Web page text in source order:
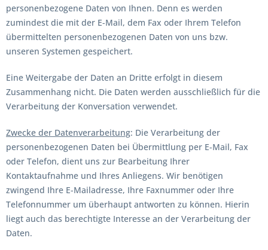
personenbezogene Daten von Ihnen. Denn es werden
zumindest die mit der E-Mail, dem Fax oder Ihrem Telefon
übermittelten personenbezogenen Daten von uns bzw.
unseren Systemen gespeichert.
Eine Weitergabe der Daten an Dritte erfolgt in diesem
Zusammenhang nicht. Die Daten werden ausschließlich für die
Verarbeitung der Konversation verwendet.
Zwecke der Datenverarbeitung: Die Verarbeitung der
personenbezogenen Daten bei Übermittlung per E-Mail, Fax
oder Telefon, dient uns zur Bearbeitung Ihrer
Kontaktaufnahme und Ihres Anliegens. Wir benötigen
zwingend Ihre E-Mailadresse, Ihre Faxnummer oder Ihre
Telefonnummer um überhaupt antworten zu können. Hierin
liegt auch das berechtigte Interesse an der Verarbeitung der
Daten.